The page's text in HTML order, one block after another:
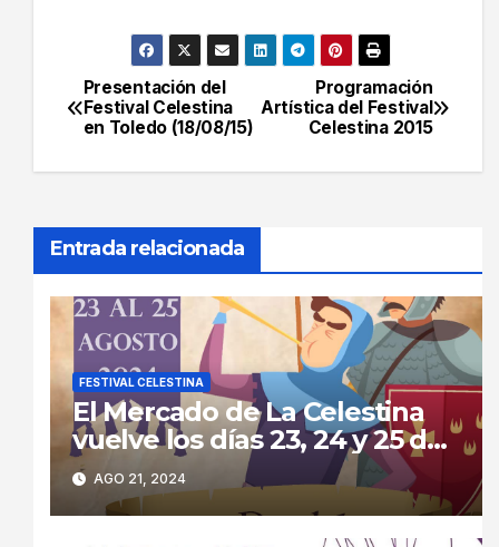
Navegación
de
Programación
Artística del Festival
Celestina 2015
Presentación del
Festival Celestina
en Toledo (18/08/15)
Entrada relacionada
FESTIVAL CELESTINA
El Mercado de La Celestina
vuelve los días 23, 24 y 25 de
agosto a las calles de La
Puebla de Montalbán.
AGO 21, 2024